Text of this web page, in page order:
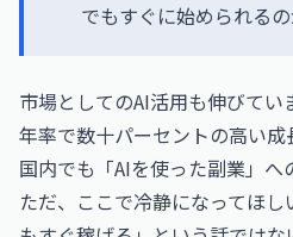
でもすぐに始められるの
市場としてのAI活用も伸びてい
年率で数十パーセントの高い
国内でも「AIを使った副業」へ
ただ、ここで冷静になってほ